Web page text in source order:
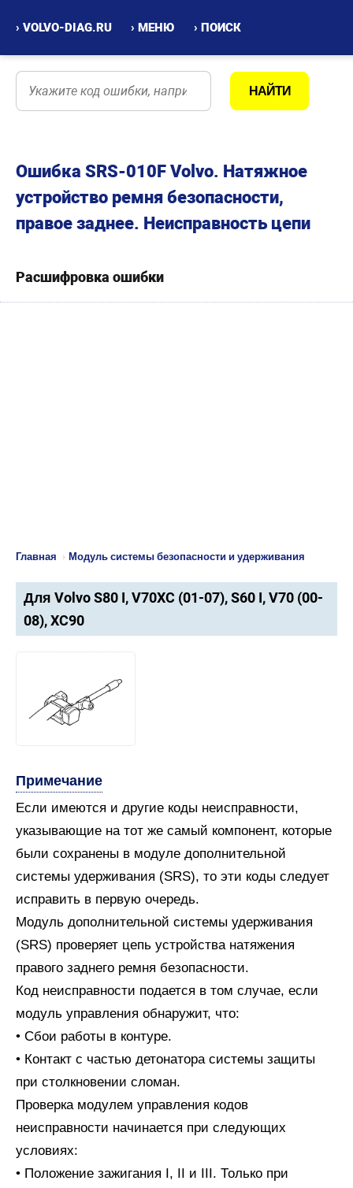
› VOLVO-DIAG.RU › МЕНЮ › ПОИСК
Ошибка SRS-010F Volvo. Натяжное
устройство ремня безопасности,
правое заднее. Неисправность цепи
Расшифровка ошибки
Главная › Модуль системы безопасности и удерживания
Для Volvo S80 I, V70XC (01-07), S60 I, V70 (00-
08), XC90
Примечание
Если имеются и другие коды неисправности,
указывающие на тот же самый компонент, которые
были сохранены в модуле дополнительной
системы удерживания (SRS), то эти коды следует
исправить в первую очередь.
Модуль дополнительной системы удерживания
(SRS) проверяет цепь устройства натяжения
правого заднего ремня безопасности.
Код неисправности подается в том случае, если
модуль управления обнаружит, что:
• Сбои работы в контуре.
• Контакт с частью детонатора системы защиты
при столкновении сломан.
Проверка модулем управления кодов
неисправности начинается при следующих
условиях:
• Положение зажигания I, II и III. Только при